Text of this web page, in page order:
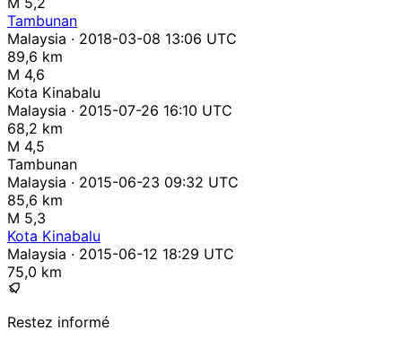
Tambunan
Malaysia · 2018-03-08 13:06 UTC
89,6 km
M 4,6
Kota Kinabalu
Malaysia · 2015-07-26 16:10 UTC
68,2 km
M 4,5
Tambunan
Malaysia · 2015-06-23 09:32 UTC
85,6 km
M 5,3
Kota Kinabalu
Malaysia · 2015-06-12 18:29 UTC
75,0 km
Restez informé